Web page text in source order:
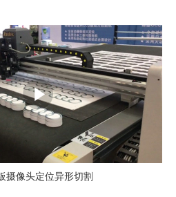
摄像头定位异形切割